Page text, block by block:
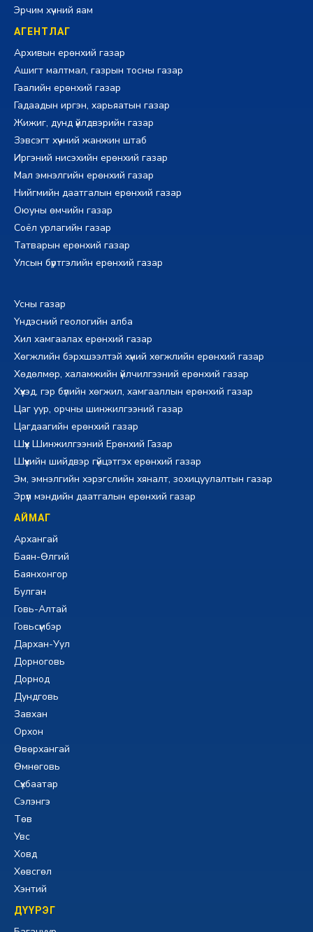
Эрчим хүчний яам
АГЕНТЛАГ
Архивын ерөнхий газар
Ашигт малтмал, газрын тосны газар
Гаалийн ерөнхий газар
Гадаадын иргэн, харьяатын газар
Жижиг, дунд үйлдвэрийн газар
Зэвсэгт хүчний жанжин штаб
Иргэний нисэхийн ерөнхий газар
Мал эмнэлгийн ерөнхий газар
Нийгмийн даатгалын ерөнхий газар
Оюуны өмчийн газар
Соёл урлагийн газар
Татварын ерөнхий газар
Улсын бүртгэлийн ерөнхий газар
Усны газар
Үндэсний геологийн алба
Хил хамгаалах ерөнхий газар
Хөгжлийн бэрхшээлтэй хүний хөгжлийн ерөнхий газар
Хөдөлмөр, халамжийн үйлчилгээний ерөнхий газар
Хүүхэд, гэр бүлийн хөгжил, хамгааллын ерөнхий газар
Цаг уур, орчны шинжилгээний газар
Цагдаагийн ерөнхий газар
Шүүх Шинжилгээний Ерөнхий Газар
Шүүхийн шийдвэр гүйцэтгэх ерөнхий газар
Эм, эмнэлгийн хэрэгслийн хяналт, зохицуулалтын газар
Эрүүл мэндийн даатгалын ерөнхий газар
АЙМАГ
Архангай
Баян-Өлгий
Баянхонгор
Булган
Говь-Алтай
Говьсүмбэр
Дархан-Уул
Дорноговь
Дорнод
Дундговь
Завхан
Орхон
Өвөрхангай
Өмнөговь
Сүхбаатар
Сэлэнгэ
Төв
Увс
Ховд
Хөвсгөл
Хэнтий
ДҮҮРЭГ